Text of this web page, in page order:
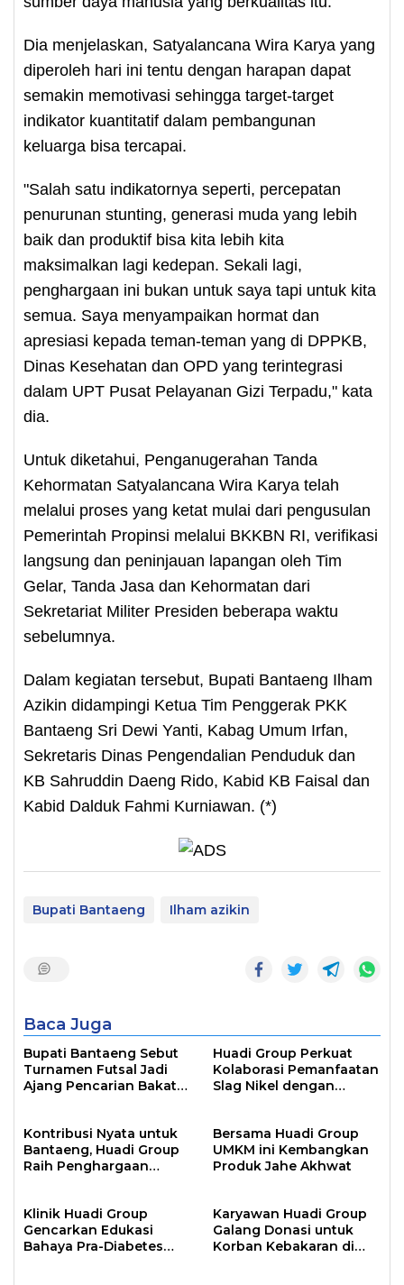
Dia menjelaskan, Satyalancana Wira Karya yang
diperoleh hari ini tentu dengan harapan dapat
semakin memotivasi sehingga target-target
indikator kuantitatif dalam pembangunan
keluarga bisa tercapai.
"Salah satu indikatornya seperti, percepatan
penurunan stunting, generasi muda yang lebih
baik dan produktif bisa kita lebih kita
maksimalkan lagi kedepan. Sekali lagi,
penghargaan ini bukan untuk saya tapi untuk kita
semua. Saya menyampaikan hormat dan
apresiasi kepada teman-teman yang di DPPKB,
Dinas Kesehatan dan OPD yang terintegrasi
dalam UPT Pusat Pelayanan Gizi Terpadu," kata
dia.
Untuk diketahui, Penganugerahan Tanda
Kehormatan Satyalancana Wira Karya telah
melalui proses yang ketat mulai dari pengusulan
Pemerintah Propinsi melalui BKKBN RI, verifikasi
langsung dan peninjauan lapangan oleh Tim
Gelar, Tanda Jasa dan Kehormatan dari
Sekretariat Militer Presiden beberapa waktu
sebelumnya.
Dalam kegiatan tersebut, Bupati Bantaeng Ilham
Azikin didampingi Ketua Tim Penggerak PKK
Bantaeng Sri Dewi Yanti, Kabag Umum Irfan,
Sekretaris Dinas Pengendalian Penduduk dan
KB Sahruddin Daeng Rido, Kabid KB Faisal dan
Kabid Dalduk Fahmi Kurniawan. (*)
Bupati Bantaeng Ilham azikin
Baca Juga
Bupati Bantaeng Sebut
Turnamen Futsal Jadi
Ajang Pencarian Bakat
Huadi Group Perkuat
Kolaborasi Pemanfaatan
Slag Nikel dengan
Kontribusi Nyata untuk
Bantaeng, Huadi Group
Raih Penghargaan
Bersama Huadi Group
UMKM ini Kembangkan
Produk Jahe Akhwat
Klinik Huadi Group
Gencarkan Edukasi
Bahaya Pra-Diabetes
Karyawan Huadi Group
Galang Donasi untuk
Korban Kebakaran di